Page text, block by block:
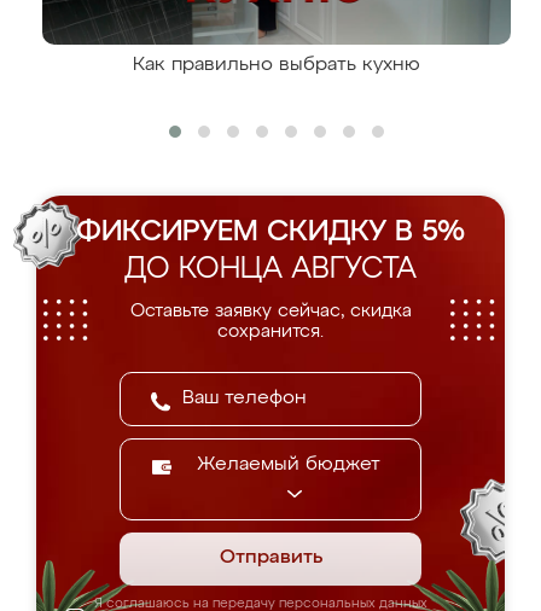
Как правильно выбрать кухню
ФИКСИРУЕМ СКИДКУ В 5%
ДО КОНЦА АВГУСТА
Оставьте заявку сейчас, скидка
сохранится.
Желаемый бюджет
Отправить
Я соглашаюсь на передачу персональных данных